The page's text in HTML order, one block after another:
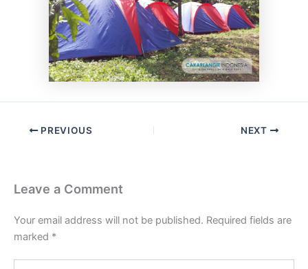
PREVIOUS NEXT
Leave a Comment
Your email address will not be published. Required fields are
marked *